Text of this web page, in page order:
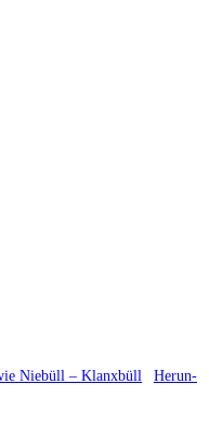
Niebüll – Klanxbüll
Her­un­